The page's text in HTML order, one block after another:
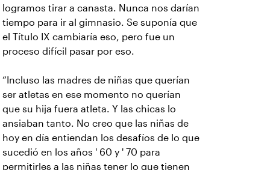
logramos tirar a canasta. Nunca nos darían
tiempo para ir al gimnasio. Se suponía que
el Título IX cambiaría eso, pero fue un
proceso difícil pasar por eso.
“Incluso las madres de niñas que querían
ser atletas en ese momento no querían
que su hija fuera atleta. Y las chicas lo
ansiaban tanto. No creo que las niñas de
hoy en día entiendan los desafíos de lo que
sucedió en los años ' 60 y ' 70 para
permitirles a las niñas tener lo que tienen